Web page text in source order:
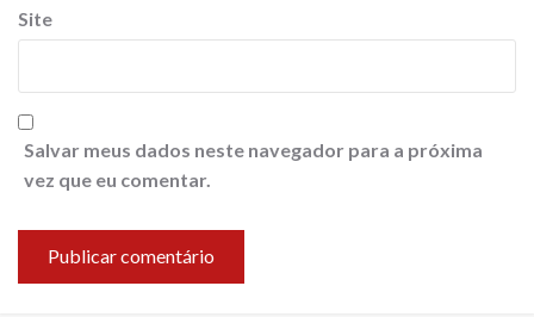
Site
Salvar meus dados neste navegador para a próxima
vez que eu comentar.